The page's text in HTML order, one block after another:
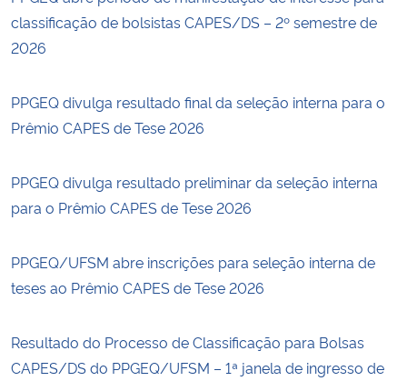
classificação de bolsistas CAPES/DS – 2º semestre de
2026
PPGEQ divulga resultado final da seleção interna para o
Prêmio CAPES de Tese 2026
PPGEQ divulga resultado preliminar da seleção interna
para o Prêmio CAPES de Tese 2026
PPGEQ/UFSM abre inscrições para seleção interna de
teses ao Prêmio CAPES de Tese 2026
Resultado do Processo de Classificação para Bolsas
CAPES/DS do PPGEQ/UFSM – 1ª janela de ingresso de